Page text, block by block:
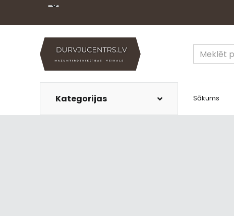
Kategorijas Sākums